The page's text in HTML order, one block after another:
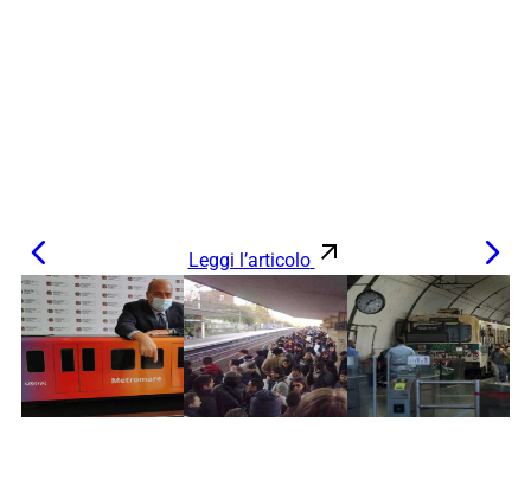
Leggi l’articolo